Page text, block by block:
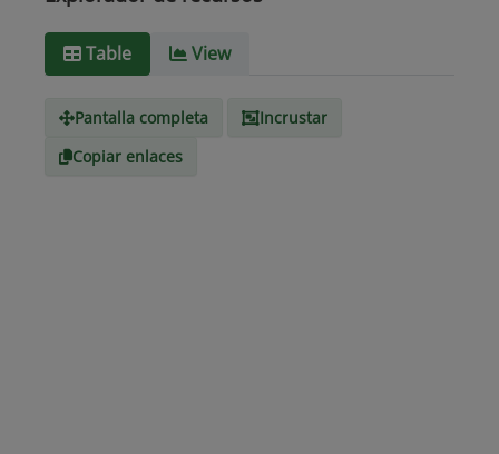
Tipo de
text/csv
Table View
Pantalla completa
Incrustar
Copiar enlaces